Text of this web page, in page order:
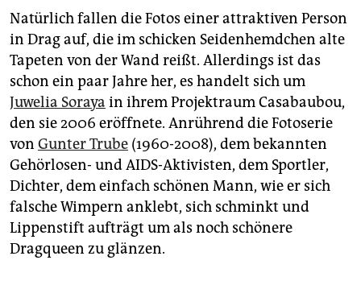
Natürlich fallen die Fotos einer attraktiven Person
in Drag auf, die im schicken Seidenhemdchen alte
Tapeten von der Wand reißt. Allerdings ist das
schon ein paar Jahre her, es handelt sich um
Juwelia Soraya in ihrem Projektraum Casabaubou,
den sie 2006 eröffnete. Anrührend die Fotoserie
von Gunter Trube (1960-2008), dem bekannten
Gehörlosen- und AIDS-Aktivisten, dem Sportler,
Dichter, dem einfach schönen Mann, wie er sich
falsche Wimpern anklebt, sich schminkt und
Lippenstift aufträgt um als noch schönere
Dragqueen zu glänzen.